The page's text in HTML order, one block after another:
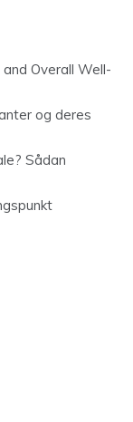
Overall Well-
og deres
Sådan